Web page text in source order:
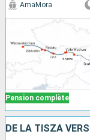
Pension complète
AmaMora